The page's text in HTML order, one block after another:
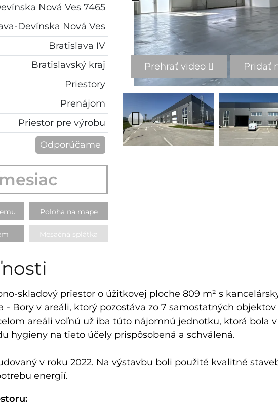
Nová Ves 7465
Devínska Nová Ves
Bratislava IV
Bratislavský kraj
Priestory
Prenájom
Priestor pre výrobu
Odporúčame
Poloha na mape
Mesačná splátka
Prehrať video Pridať
skladový priestor o úžitkovej ploche 809 m² s
- Bory v areáli, ktorý pozostáva zo 7 samostatných
areáli voľnú už iba túto nájomnú jednotku, ktorá bola
hygieny na tieto účely prispôsobená a schválená.
v roku 2022. Na výstavbu boli použité kvalitné
energií.